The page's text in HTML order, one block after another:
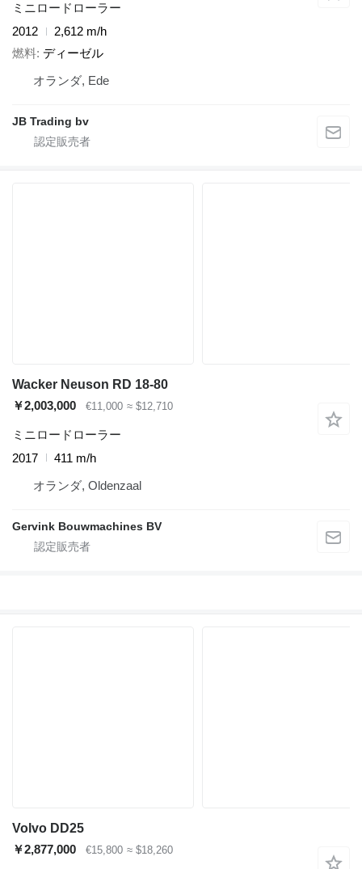
ミニロードローラー
2012
2,612 m/h
燃料 ディーゼル
オランダ, Ede
JB Trading bv
Wacker Neuson RD 18-80
￥2,003,000
€11,000 ≈ $12,710
ミニロードローラー
2017
411 m/h
オランダ, Oldenzaal
Gervink Bouwmachines BV
Volvo DD25
￥2,877,000
€15,800 ≈ $18,260